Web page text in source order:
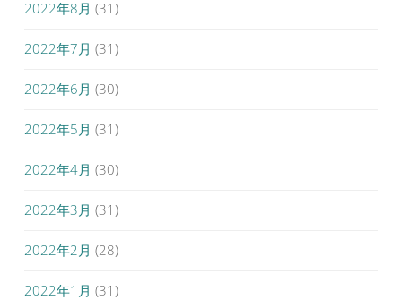
2022年8月 (31)
2022年7月 (31)
2022年6月 (30)
2022年5月 (31)
2022年4月 (30)
2022年3月 (31)
2022年2月 (28)
2022年1月 (31)